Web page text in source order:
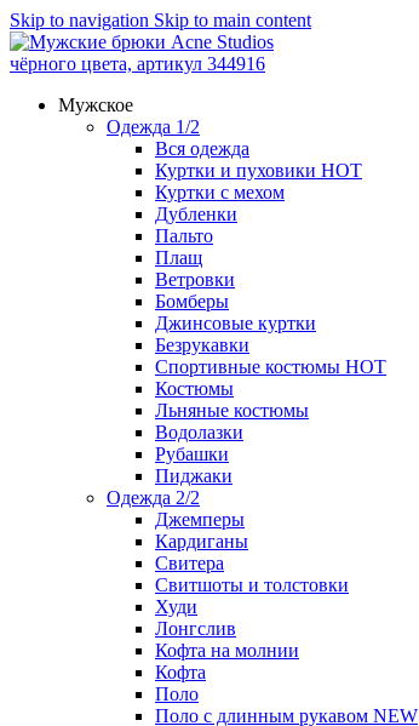
Skip to navigation Skip to main content
Мужское
Одежда 1/2
Вся одежда
Куртки и пуховики HOT
Куртки с мехом
Дубленки
Пальто
Плащ
Ветровки
Бомберы
Джинсовые куртки
Безрукавки
Спортивные костюмы HOT
Костюмы
Льняные костюмы
Водолазки
Рубашки
Пиджаки
Одежда 2/2
Джемперы
Кардиганы
Свитера
Свитшоты и толстовки
Худи
Лонгслив
Кофта на молнии
Кофта
Поло
Поло с длинным рукавом NEW